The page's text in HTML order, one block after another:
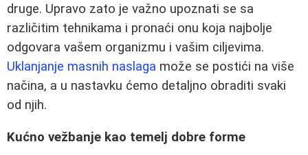
druge. Upravo zato je važno upoznati se sa
različitim tehnikama i pronaći onu koja najbolje
odgovara vašem organizmu i vašim ciljevima.
Uklanjanje masnih naslaga može se postići na više
načina, a u nastavku ćemo detaljno obraditi svaki
od njih.
Kućno vežbanje kao temelj dobre forme